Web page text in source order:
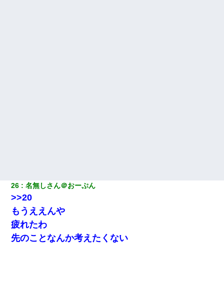
26 名無しさん＠おーぷん
>>20
もうええんや
疲れたわ
先のことなんか考えたくない